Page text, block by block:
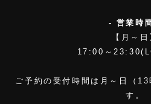
- 営業時
【月～日
17:00～
ご予約の受付時間は月～日（
す。